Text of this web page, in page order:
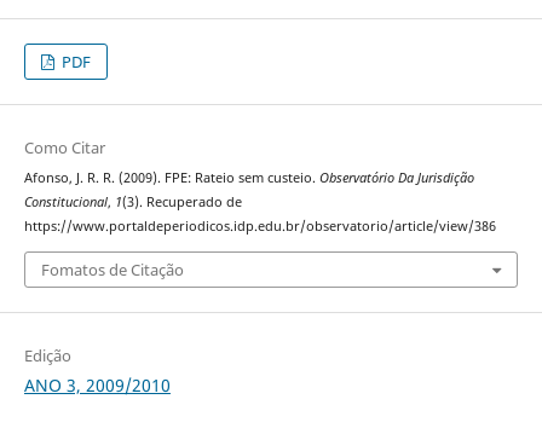
PDF
Como Citar
Afonso, J. R. R. (2009). FPE: Rateio sem custeio. Observatório Da Jurisdição
Constitucional, 1(3). Recuperado de
https://www.portaldeperiodicos.idp.edu.br/observatorio/article/view/386
Fomatos de Citação
Edição
ANO 3, 2009/2010